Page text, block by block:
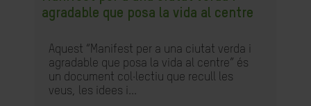
agradable que posa la vida al centre
Aquest “Manifest per a una ciutat verda i
agradable que posa la vida al centre” és
un document col·lectiu que recull les
veus, les idees i...